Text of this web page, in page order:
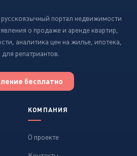
портал недвижимости
о продаже и аренде квартир,
аналитика цен на жилье, ипотека,
репатриантов.
бесплатно
КОМПАНИЯ
О проекте